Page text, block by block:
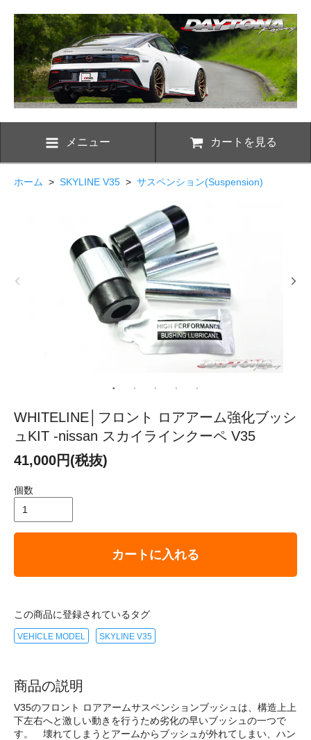
メニュー カートを見る
ホーム > SKYLINE V35 > サスペンション(Suspension)
WHITELINE│フロント ロアアーム強化ブッシ
ュKIT -nissan スカイラインクーペ V35
41,000円(税抜)
個数
カートに入れる
この商品に登録されているタグ
VEHICLE MODEL SKYLINE V35
商品の説明
V35のフロント ロアアームサスペンションブッシュは、構造上上
下左右へと激しい動きを行うため劣化の早いブッシュの一つで
す。 壊れてしまうとアームからブッシュが外れてしまい、ハン